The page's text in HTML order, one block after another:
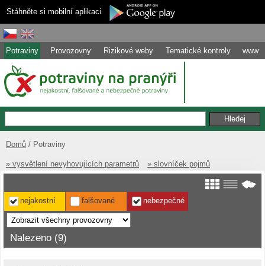
Stáhněte si mobilní aplikaci
Potraviny Provozovny Rizikové weby Tematické kontroly www
Domů Potraviny
» vysvětlení nevyhovujících parametrů » slovníček pojmů
nejakostní falšované nebezpečné
Nalezeno (9)